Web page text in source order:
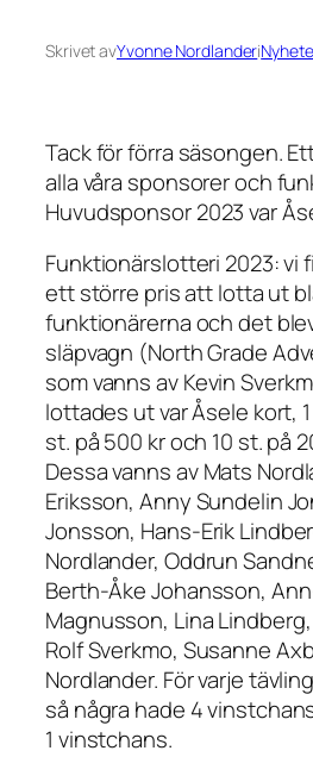
Skrivet avYvonne Nordlanderi
Tack för förra säsongen.
alla våra sponsorer och
Huvudsponsor 2023 var
Funktionärslotteri 2023: vi
ett större pris att lotta ut
funktionärerna och det
släpvagn (North Grade
som vanns av Kevin
lottades ut var Åsele kort,
st. på 500 kr och 10 st. på
Dessa vanns av Mats
Eriksson, Anny Sundelin
Jonsson, Hans-Erik
Nordlander, Oddrun
Berth-Åke Johansson,
Magnusson, Lina
Rolf Sverkmo, Susanne
Nordlander. För varje
så några hade 4
1 vinstchans.